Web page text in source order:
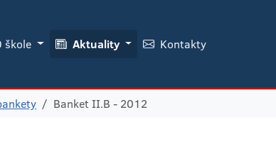
škole Aktuality Kontakty
Banket II.B - 2012